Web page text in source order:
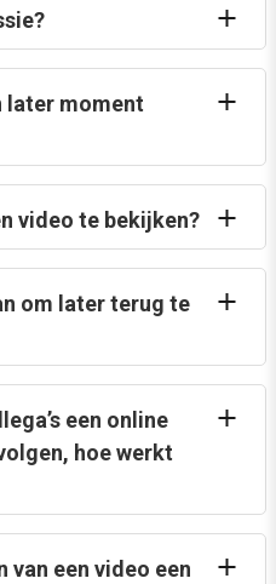
later moment
video te bekijken?
om later terug te
een online
hoe werkt
van een video een